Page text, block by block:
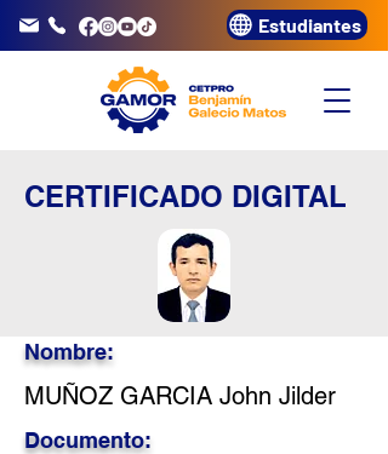
3320072 Estudiantes
CERTIFICADO DIGITAL
Nombre:
MUÑOZ GARCIA John Jilder
Documento: